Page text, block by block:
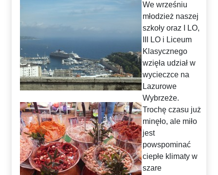
We wrześniu
młodzież naszej
szkoły oraz I LO,
III LO i Liceum
Klasycznego
wzięła udział w
wycieczce na
Lazurowe
Wybrzeże.
Trochę czasu już
minęło, ale miło
jest
powspominać
ciepłe klimaty w
szare